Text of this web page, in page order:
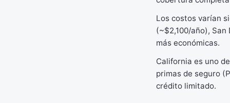
Los costos varían
(~$2,100/año),
más económicas.
California es uno
primas de seguro
crédito limitado.